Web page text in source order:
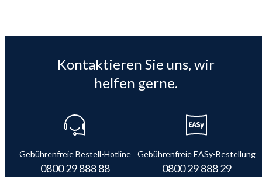
Kontaktieren Sie uns, wir
helfen gerne.
Gebührenfreie Bestell-Hotline
0800 29 888 88
Gebührenfreie EASy-Bestellung
0800 29 888 29